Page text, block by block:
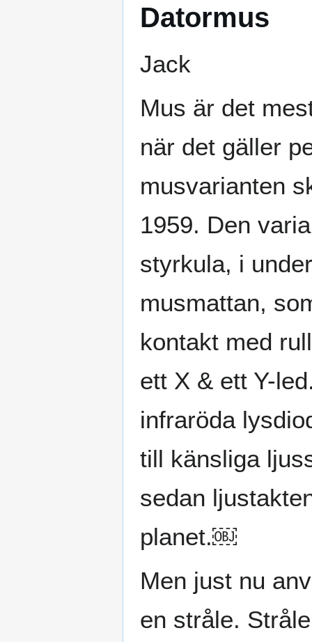
Datormus
Jack
Mus är det
när det gäller
musvarianten
1959. Den
styrkula, i
musmattan,
kontakt med
ett X & ett Y-
infraröda
till känsliga
sedan
planet.￼
Men just nu
en stråle.